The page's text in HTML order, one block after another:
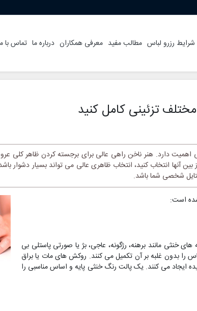
شرایط رزرو لباس مطالب مفید معرفی همکاران درباره ما تماس با
تزئینی کامل کنید
دارد. هنر ناخن راهی عالی برای برجسته کردن ظاهر کلی
انتخاب کنید، انتخاب ظاهری عالی می تواند بسیار دشوار
شخصی شما باشد.
شده است:
مانند برهنه، رژگونه، عاجی، بژ یا صورتی پاستلی بی
را بدون غلبه بر آن تکمیل می کنند. روکش های مات یا براق
ایجاد می کنند. یک پالت رنگ خنثی پایه و اساس مناسبی را